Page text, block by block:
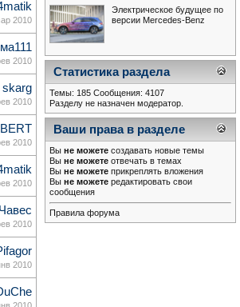
2010
2010
skarg
2010
2010
2010
2010
2010
Электрическое будущее по
версии Mercedes-Benz
Статистика раздела
Темы: 185 Сообщения: 4107
Разделу не назначен модератор.
Ваши права в разделе
Вы не можете создавать новые темы
Вы не можете отвечать в темах
Вы не можете прикреплять вложения
Вы не можете редактировать свои
сообщения
Правила форума